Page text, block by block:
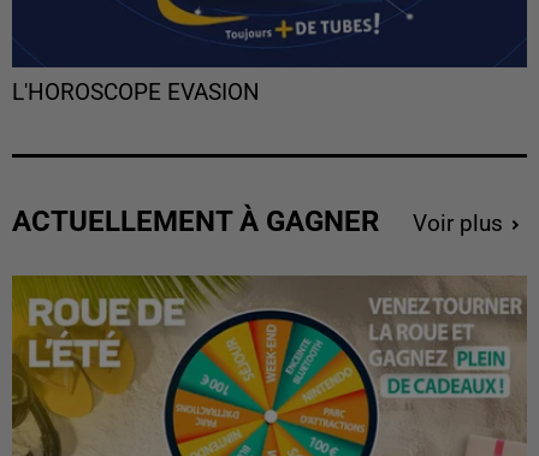
L'HOROSCOPE EVASION
ACTUELLEMENT À GAGNER Voir plus